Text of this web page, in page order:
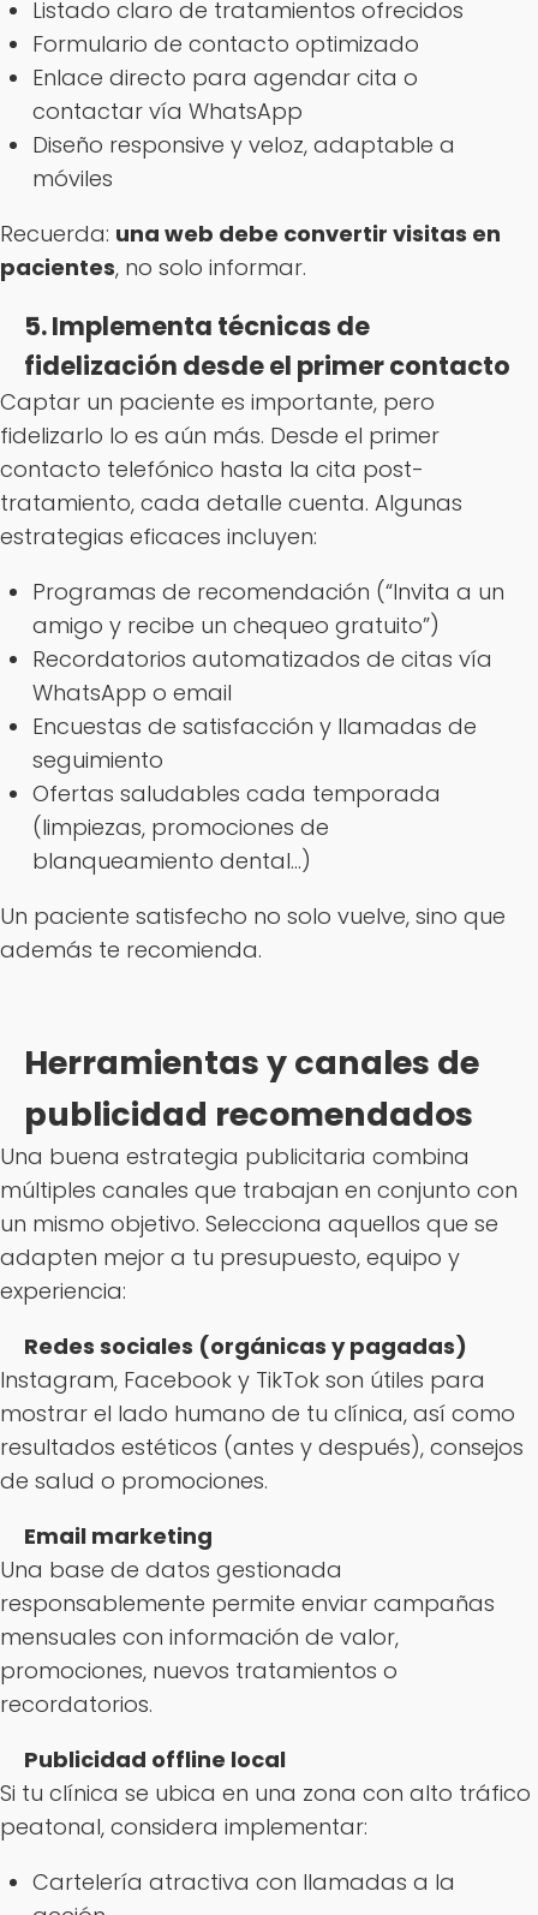
Listado claro de tratamientos ofrecidos
Formulario de contacto optimizado
Enlace directo para agendar cita o
contactar vía WhatsApp
Diseño responsive y veloz, adaptable a
móviles
Recuerda: una web debe convertir visitas en
pacientes, no solo informar.
5. Implementa técnicas de
fidelización desde el primer contacto
Captar un paciente es importante, pero
fidelizarlo lo es aún más. Desde el primer
contacto telefónico hasta la cita post-
tratamiento, cada detalle cuenta. Algunas
estrategias eficaces incluyen:
Programas de recomendación (“Invita a un
amigo y recibe un chequeo gratuito”)
Recordatorios automatizados de citas vía
WhatsApp o email
Encuestas de satisfacción y llamadas de
seguimiento
Ofertas saludables cada temporada
(limpiezas, promociones de
blanqueamiento dental…)
Un paciente satisfecho no solo vuelve, sino que
además te recomienda.
Herramientas y canales de
publicidad recomendados
Una buena estrategia publicitaria combina
múltiples canales que trabajan en conjunto con
un mismo objetivo. Selecciona aquellos que se
adapten mejor a tu presupuesto, equipo y
experiencia:
Redes sociales (orgánicas y pagadas)
Instagram, Facebook y TikTok son útiles para
mostrar el lado humano de tu clínica, así como
resultados estéticos (antes y después), consejos
de salud o promociones.
Email marketing
Una base de datos gestionada
responsablemente permite enviar campañas
mensuales con información de valor,
promociones, nuevos tratamientos o
recordatorios.
Publicidad offline local
Si tu clínica se ubica en una zona con alto tráfico
peatonal, considera implementar:
Cartelería atractiva con llamadas a la